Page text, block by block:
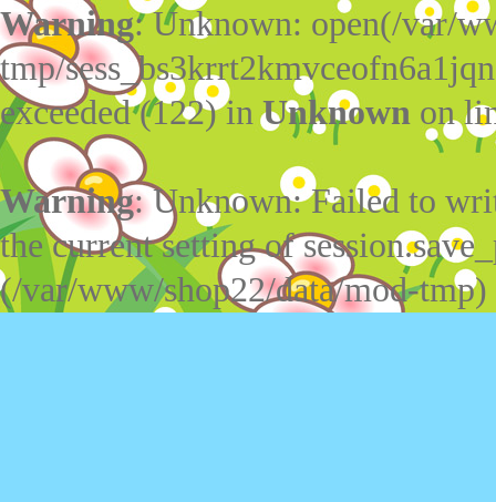
Warning: Unknown: open(/var/
tmp/
exceeded (122) inUnknown on
Warning: Unknown: Failed to
the current setting of
(/var/www/shop22/data/mod-